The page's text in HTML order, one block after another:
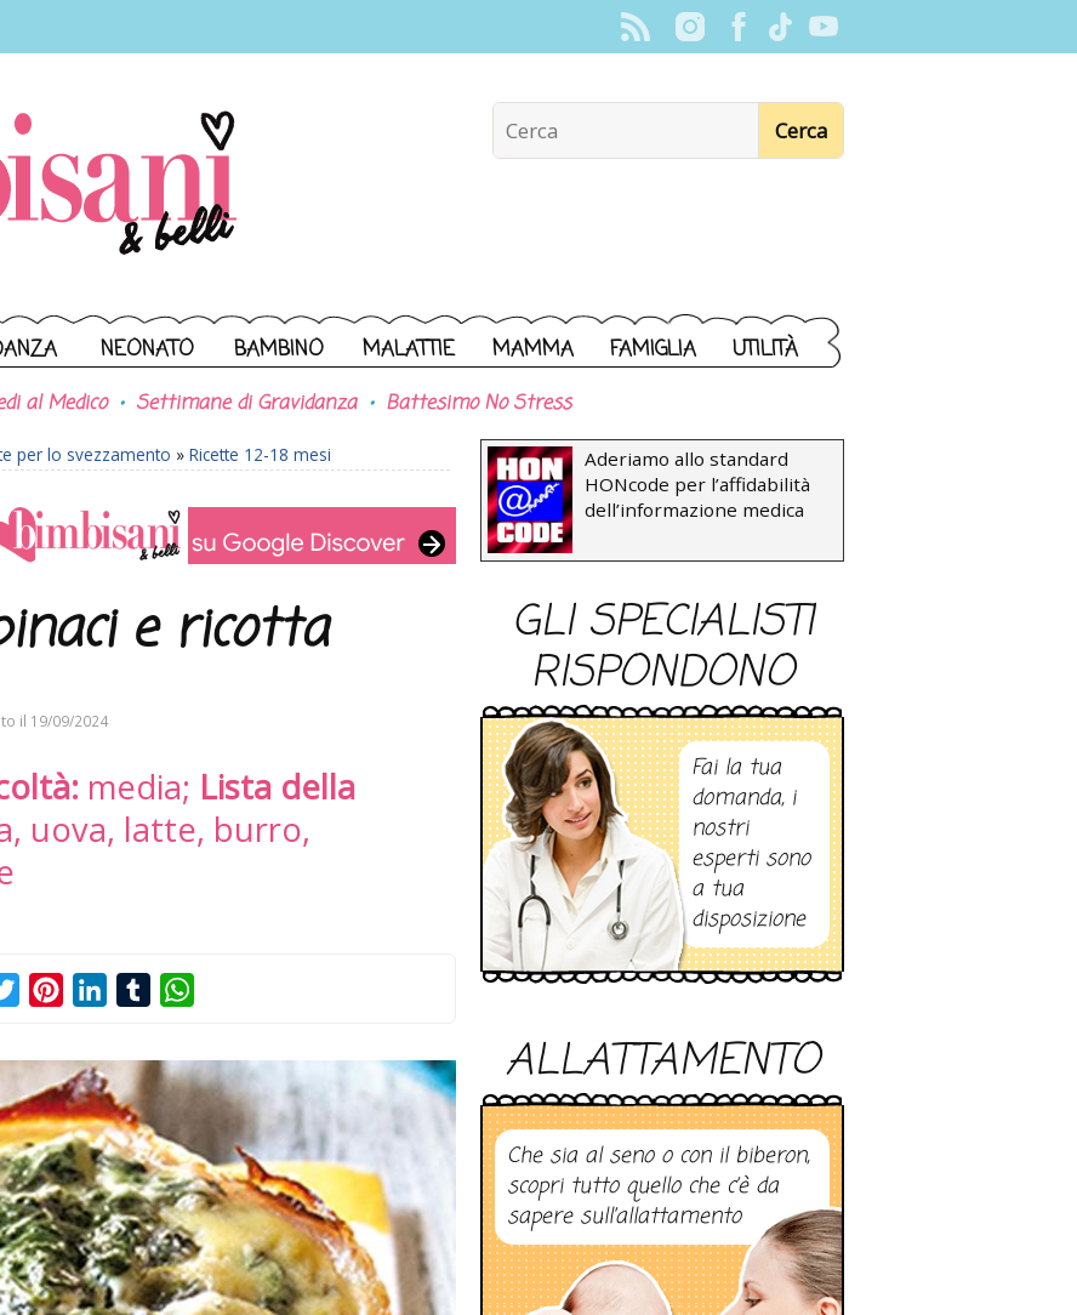
NEONATO BAMBINO MALATTIE MAMMA FAMIGLIA UTILITÀ
al Medico Settimane di Gravidanza Battesimo No Stress
per lo svezzamento » Ricette 12-18 mesi
e ricotta
il 19/09/2024
media; Lista della
uova, latte, burro,
TwitterPinterestLinkedInTumblr
Aderiamo allo standard
HONcode per l’affidabilità
dell’informazione medica
GLI SPECIALISTI
RISPONDONO
Fai la tua
domanda, i
nostri
esperti sono
a tua
disposizione
ALLATTAMENTO
Che sia al seno o con il biberon,
scopri tutto quello che c’è da
sapere sull’allattamento